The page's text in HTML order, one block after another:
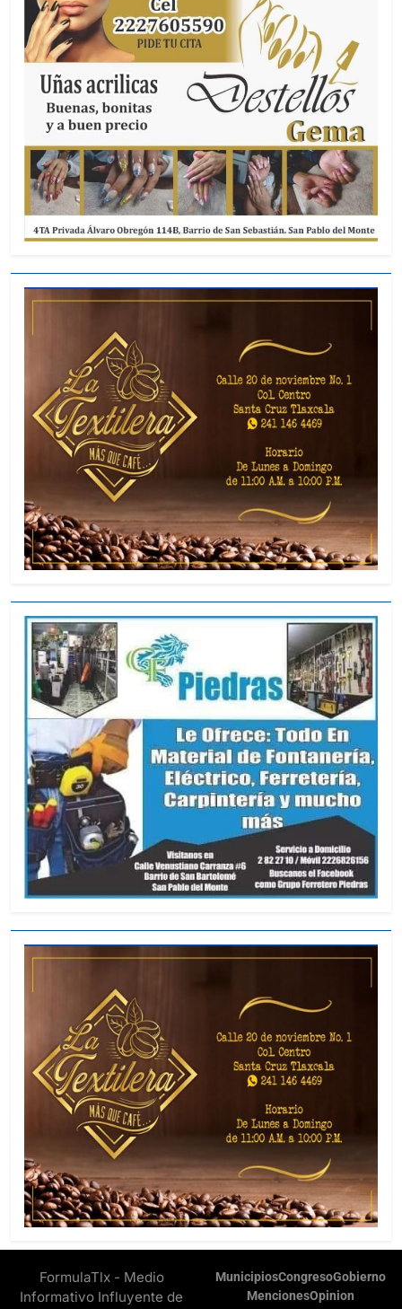
FormulaTlx - Medio
Informativo Influyente de
MunicipiosCongresoGobierno
MencionesOpinion